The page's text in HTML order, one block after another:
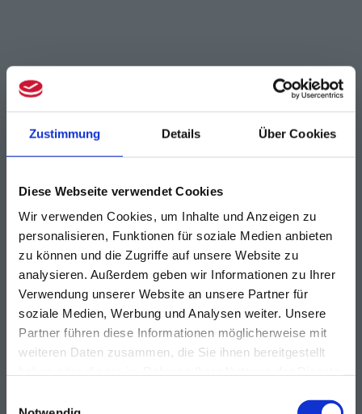
Zustimmung Details Über Cookies
Diese Webseite verwendet Cookies
Wir verwenden Cookies, um Inhalte und Anzeigen zu
personalisieren, Funktionen für soziale Medien anbieten
zu können und die Zugriffe auf unsere Website zu
analysieren. Außerdem geben wir Informationen zu Ihrer
Verwendung unserer Website an unsere Partner für
soziale Medien, Werbung und Analysen weiter. Unsere
Partner führen diese Informationen möglicherweise mit
weiteren Daten zusammen, die Sie ihnen bereitgestellt